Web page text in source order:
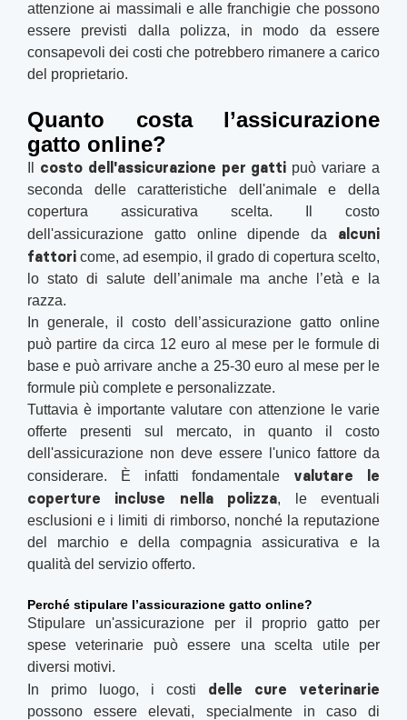
attenzione ai massimali e alle franchigie che possono
essere previsti dalla polizza, in modo da essere
consapevoli dei costi che potrebbero rimanere a carico
del proprietario.
Quanto costa l’assicurazione
gatto online?
costo dell'assicurazione per gatti può variare a
seconda delle caratteristiche dell'animale e della
copertura assicurativa scelta. Il costo
dell'assicurazione gatto online dipende da alcuni
fattori come, ad esempio, il grado di copertura scelto,
lo stato di salute dell’animale ma anche l’età e la
razza.
In generale, il costo dell’assicurazione gatto online
può partire da circa 12 euro al mese per le formule di
base e può arrivare anche a 25-30 euro al mese per le
formule più complete e personalizzate.
Tuttavia è importante valutare con attenzione le varie
offerte presenti sul mercato, in quanto il costo
dell'assicurazione non deve essere l'unico fattore da
considerare. È infatti fondamentale valutare le
coperture incluse nella polizza, le eventuali
esclusioni e i limiti di rimborso, nonché la reputazione
del marchio e della compagnia assicurativa e la
qualità del servizio offerto.
Perché stipulare l’assicurazione gatto online?
Stipulare un'assicurazione per il proprio gatto per
spese veterinarie può essere una scelta utile per
diversi motivi.
In primo luogo, i costi delle cure veterinarie
possono essere elevati, specialmente in caso di